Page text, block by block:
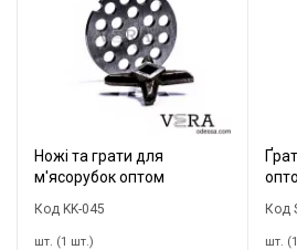
Ножі та грати для
м'ясорубок оптом
Код KK-045
шт. (1 шт.)
Код
шт.